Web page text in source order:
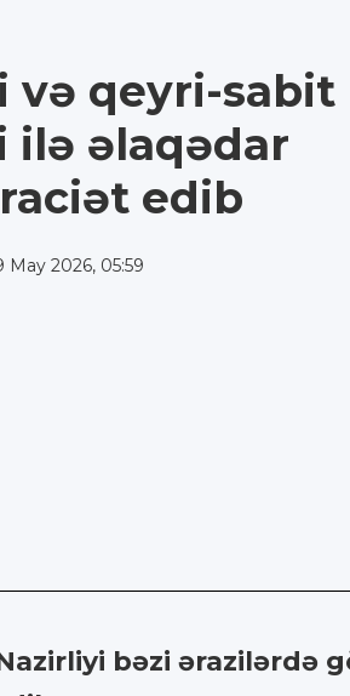
və qeyri-sabit
ilə əlaqədar
edib
May 2026, 05:59
bəzi ərazilərdə